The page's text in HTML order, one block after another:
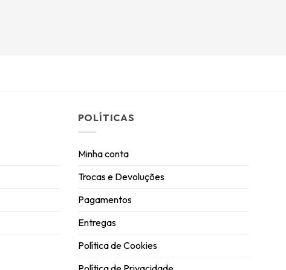
POLÍTICAS
Minha conta
Trocas e Devoluções
Pagamentos
Entregas
Política de Cookies